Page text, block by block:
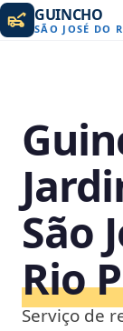
GUINCHO
SÃO JOSÉ DO
São
Rio
Serviço de